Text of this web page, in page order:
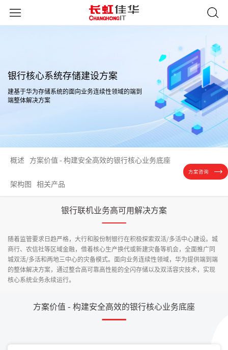
银行核心系统存储建设方案
建基于华为存储系统的面向业务连续性领域的端到
端整体解决方案
概述 方案价值 - 构建安全高效的银行核心业务底座
架构图 相关产品
方案咨询
银行联机业务高可用解决方案
随着监管要求日趋严格，大行和股份制银行在积极探索双活/多活中心建设。城
商行、农信社等区域金融，借着核心生产换代或新建灾备等机会，全面推广同
城双活/多活和两地三中心的灾备模式。面向业务连续性领域，华为提供端到端
的整体解决方案，通过整合高可靠高性能的全闪存储以及双活容灾技术，实现
核心系统业务永续运行。
方案价值 - 构建安全高效的银行核心业务底座